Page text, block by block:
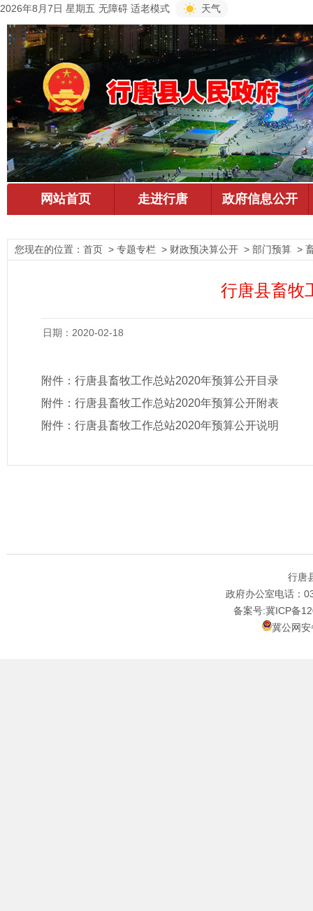
2026年8月7日 星期五 无障碍 适老模式 天气
您现在的位置： 首页 > 专题专栏 > 财政预决算公开 > 部门预算 >
行唐县畜牧
日期：2020-02-18
附件： 行唐县畜牧工作总站2020年预算公开目录
附件： 行唐县畜牧工作总站2020年预算公开附表
附件： 行唐县畜牧工作总站2020年预算公开说明